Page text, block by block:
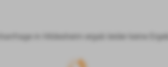
in Hildesheim ergab leider keine